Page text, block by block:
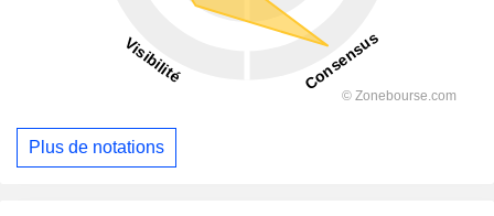
Plus de notations